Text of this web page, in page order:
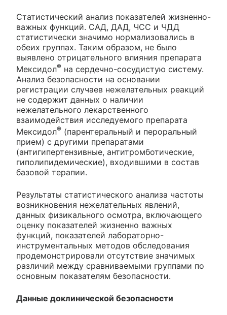
Статистический анализ показателей жизненно-
важных функций. САД, ДАД, ЧСС и ЧДД
статистически значимо нормализовались в
обеих группах. Таким образом, не было
выявлено отрицательного влияния препарата
Мексидол® на сердечно-сосудистую систему.
Анализ безопасности на основании
регистрации случаев нежелательных реакций
не содержит данных о наличии
нежелательного лекарственного
взаимодействия исследуемого препарата
Мексидол® (парентеральный и пероральный
прием) с другими препаратами
(антигипертензивные, антитромботические,
гиполипидемические), входившими в состав
базовой терапии.
Результаты статистического анализа частоты
возникновения нежелательных явлений,
данных физикального осмотра, включающего
оценку показателей жизненно важных
функций, показателей лабораторно-
инструментальных методов обследования
продемонстрировали отсутствие значимых
различий между сравниваемыми группами по
основным показателям безопасности.
Данные доклинической безопасности